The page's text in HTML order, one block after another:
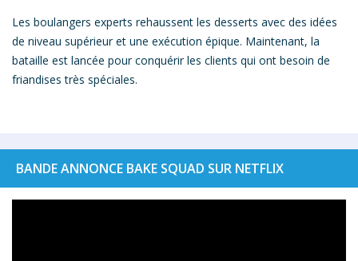
Les boulangers experts rehaussent les desserts avec des idées
de niveau supérieur et une exécution épique. Maintenant, la
bataille est lancée pour conquérir les clients qui ont besoin de
friandises très spéciales.
BANDE ANNONCE BAKE SQUAD SUR NETFLIX